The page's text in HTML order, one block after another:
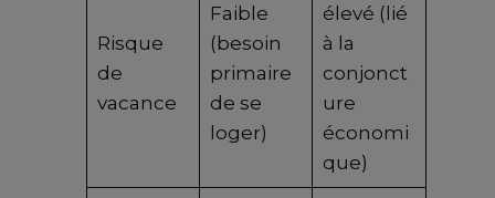
Risque
de
vacance
Faible
(besoin
primaire
de se
loger)
élevé (lié
à la
conjonct
ure
économi
que)